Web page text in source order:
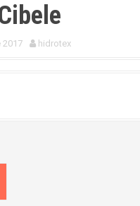
2017 hidrotex